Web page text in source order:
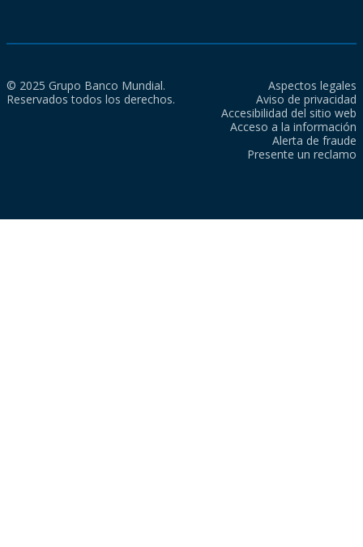
© 2025 Grupo Banco Mundial.
Reservados todos los derechos.
Aspectos legales
Aviso de privacidad
Accesibilidad del sitio web
Acceso a la información
Alerta de fraude
Presente un reclamo